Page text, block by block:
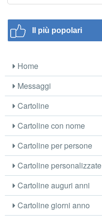
Il più popolari
Home
Messaggi
Cartoline
Cartoline con nome
Cartoline per persone
Cartoline personalizzate
Cartoline auguri anni
Cartoline giorni anno